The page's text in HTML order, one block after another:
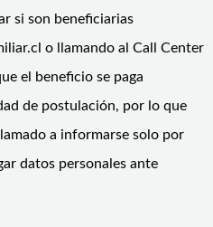
si son beneficiarias
o llamando al Call Center
el beneficio se paga
de postulación, por lo que
a informarse solo por
datos personales ante